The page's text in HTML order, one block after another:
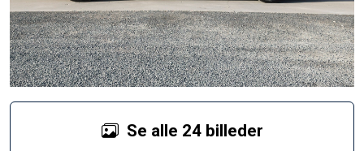
Se alle 24 billeder